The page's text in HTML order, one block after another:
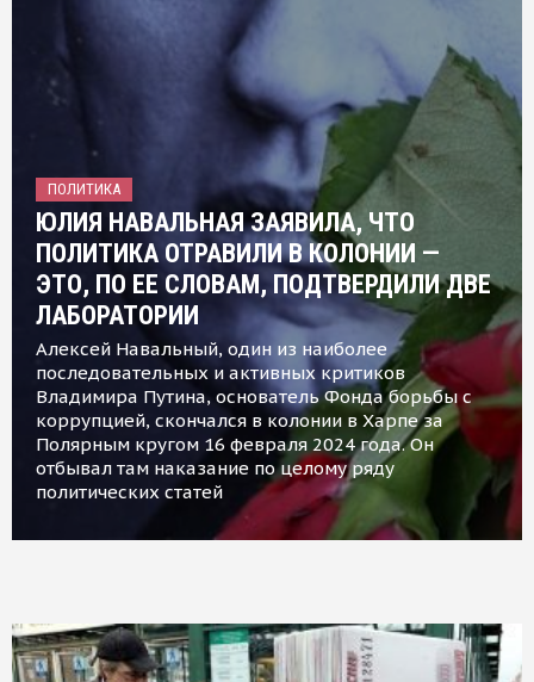
ПОЛИТИКА
ЮЛИЯ НАВАЛЬНАЯ ЗАЯВИЛА, ЧТО
ПОЛИТИКА ОТРАВИЛИ В КОЛОНИИ —
ЭТО, ПО ЕЕ СЛОВАМ, ПОДТВЕРДИЛИ ДВЕ
ЛАБОРАТОРИИ
Алексей Навальный, один из наиболее
последовательных и активных критиков
Владимира Путина, основатель Фонда борьбы с
коррупцией, скончался в колонии в Харпе за
Полярным кругом 16 февраля 2024 года. Он
отбывал там наказание по целому ряду
политических статей